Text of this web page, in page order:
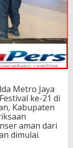
Metro Jaya
ke-21 di
Kabupaten
aman dari
dimulai.